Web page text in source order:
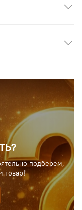
подберем,
товар!